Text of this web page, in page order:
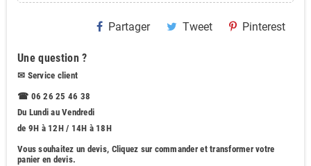
Partager Tweet Pinterest
Une question ?
✉ Service client
☎ 06 26 25 46 38
Du Lundi au Vendredi
de 9H à 12H / 14H à 18H
Vous souhaitez un devis, Cliquez sur commander et transformer votre
panier en devis.